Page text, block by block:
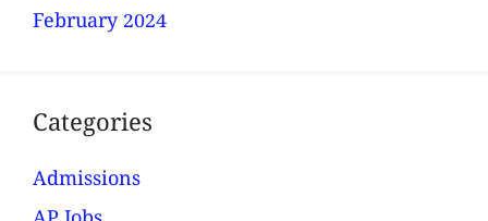
February 2024
Categories
Admissions